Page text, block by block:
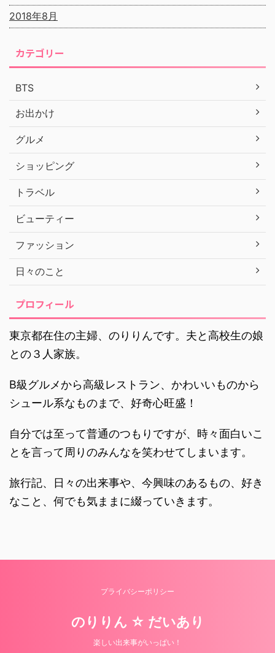
2018年8月
カテゴリー
BTS
お出かけ
グルメ
ショッピング
トラベル
ビューティー
ファッション
日々のこと
プロフィール
東京都在住の主婦、のりりんです。夫と高校生の娘
との３人家族。
B級グルメから高級レストラン、かわいいものから
シュール系なものまで、好奇心旺盛！
自分では至って普通のつもりですが、時々面白いこ
とを言って周りのみんなを笑わせてしまいます。
旅行記、日々の出来事や、今興味のあるもの、好き
なこと、何でも気ままに綴っていきます。
プライバシーポリシー
のりりん ☆ だいあり
楽しい出来事がいっぱい！